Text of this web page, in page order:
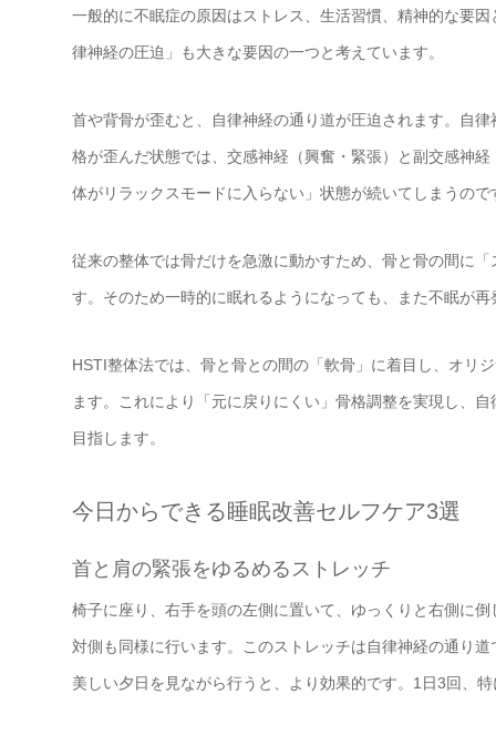
一般的に不眠症の原因はストレス、生活習慣、精神的な要
律神経の圧迫」も大きな要因の一つと考えています。
首や背骨が歪むと、自律神経の通り道が圧迫されます。自
格が歪んだ状態では、交感神経（興奮・緊張）と副交感神
体がリラックスモードに入らない」状態が続いてしまうので
従来の整体では骨だけを急激に動かすため、骨と骨の間に
す。そのため一時的に眠れるようになっても、また不眠が
HSTI整体法では、骨と骨との間の「軟骨」に着目し、オリ
ます。これにより「元に戻りにくい」骨格調整を実現し、
目指します。
今日からできる睡眠改善セルフケア3選
首と肩の緊張をゆるめるストレッチ
椅子に座り、右手を頭の左側に置いて、ゆっくりと右側に
対側も同様に行います。このストレッチは自律神経の通り
美しい夕日を見ながら行うと、より効果的です。1日3回、